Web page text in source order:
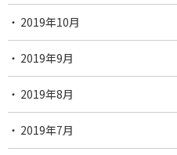
2019年10月
2019年9月
2019年8月
2019年7月